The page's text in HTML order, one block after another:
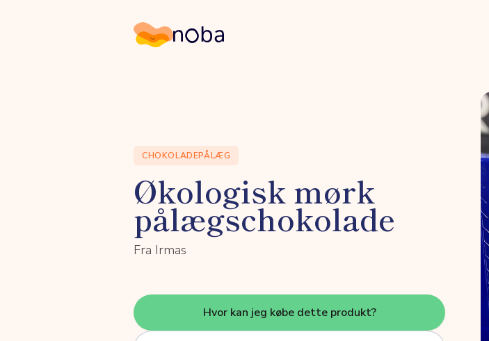
Noba
CHOKOLADEPÅLÆG
Økologisk mørk
pålægschokolade
Fra Irmas
Hvor kan jeg købe dette produkt?